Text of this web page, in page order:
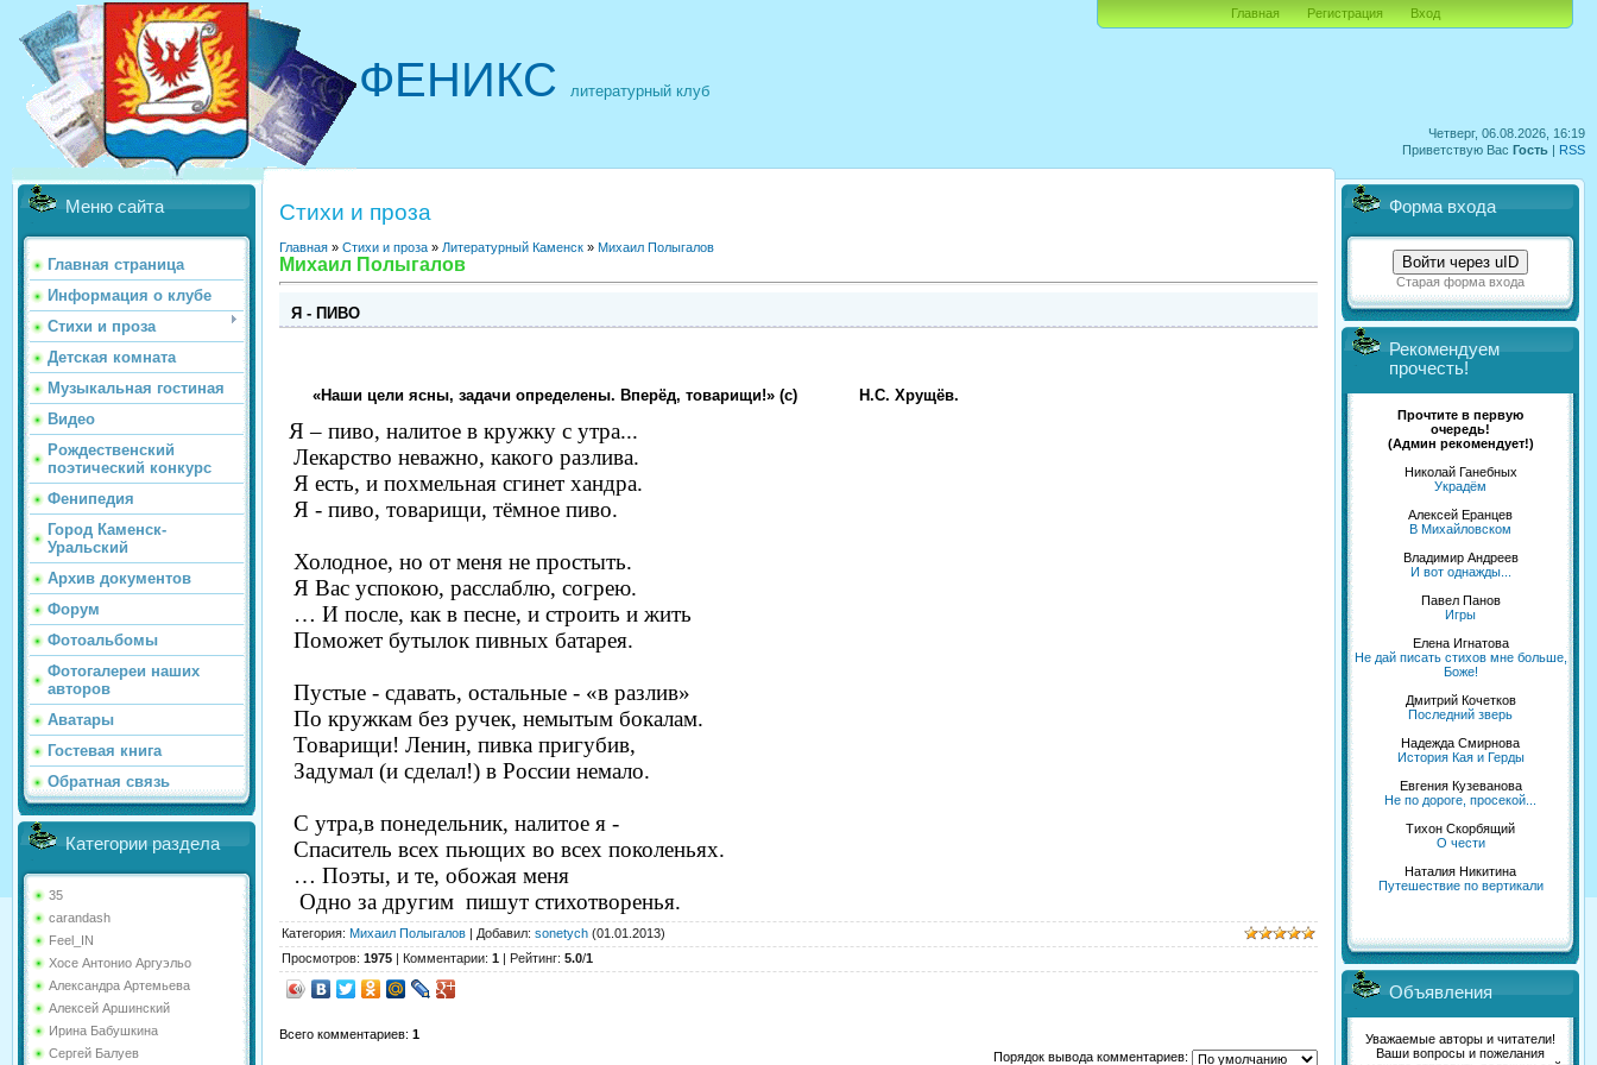
Четверг, 06.08.2026, 16:19
Приветствую Вас Гость | RSS
ФЕНИКС литературный клуб
Главная Регистрация Вход
Меню сайта
Главная страница
Информация о клубе
Стихи и проза
Детская комната
Музыкальная гостиная
Видео
Рождественский
поэтический конкурс
Фенипедия
Город Каменск-
Уральский
Архив документов
Форум
Фотоальбомы
Фотогалереи наших
авторов
Аватары
Гостевая книга
Обратная связь
Категории раздела
35
carandash
Feel_IN
Хосе Антонио Аргуэльо
Александра Артемьева
Алексей Аршинский
Ирина Бабушкина
Сергей Балуев
Стихи и проза
Главная » Стихи и проза » Литературный Каменск » Михаил Полыгалов
Михаил Полыгалов
Я - ПИВО
«Наши цели ясны, задачи определены. Вперёд, товарищи!» (с) Н.С. Хрущёв.
Я – пиво, налитое в кружку с утра...
Лекарство неважно, какого разлива.
Я есть, и похмельная сгинет хандра.
Я - пиво, товарищи, тёмное пиво.
Холодное, но от меня не простыть.
Я Вас успокою, расслаблю, согрею.
… И после, как в песне, и строить и жить
Поможет бутылок пивных батарея.
Пустые - сдавать, остальные - «в разлив»
По кружкам без ручек, немытым бокалам.
Товарищи! Ленин, пивка пригубив,
Задумал (и сделал!) в России немало.
С утра,в понедельник, налитое я -
Спаситель всех пьющих во всех поколеньях.
… Поэты, и те, обожая меня
Одно за другим пишут стихотворенья.
Категория: Михаил Полыгалов | Добавил: sonetych (01.01.2013)
Просмотров: 1975 | Комментарии: 1 | Рейтинг: 5.0/1
Всего комментариев: 1
Порядок вывода комментариев:
Форма входа
Войти через uID
Старая форма входа
Рекомендуем
прочесть!
Прочтите в первую
очередь!
(Админ рекомендует!)
Николай Ганебных
Украдём
Алексей Еранцев
В Михайловском
Владимир Андреев
И вот однажды...
Павел Панов
Игры
Елена Игнатова
Не дай писать стихов мне больше,
Боже!
Дмитрий Кочетков
Последний зверь
Надежда Смирнова
История Кая и Герды
Евгения Кузеванова
Не по дороге, просекой...
Тихон Скорбящий
О чести
Наталия Никитина
Путешествие по вертикали
Объявления
Уважаемые авторы и читатели!
Ваши вопросы и пожелания